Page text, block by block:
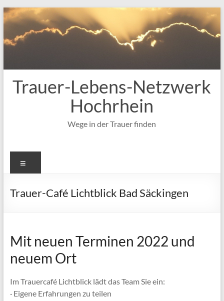
Zum
Inhalt
springen
Trauer-Lebens-Netzwerk
Hochrhein
Wege in der Trauer finden
Trauer-Café Lichtblick Bad Säckingen
Mit neuen Terminen 2022 und
neuem Ort
Im Trauercafé Lichtblick lädt das Team Sie ein:
· Eigene Erfahrungen zu teilen